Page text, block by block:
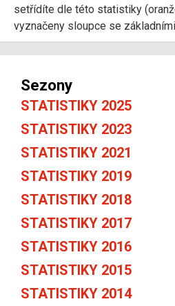
setřídíte dle této statistiky
vyznačeny sloupce se
Sezony
STATISTIKY 2025
STATISTIKY 2023
STATISTIKY 2021
STATISTIKY 2019
STATISTIKY 2018
STATISTIKY 2017
STATISTIKY 2016
STATISTIKY 2015
STATISTIKY 2014